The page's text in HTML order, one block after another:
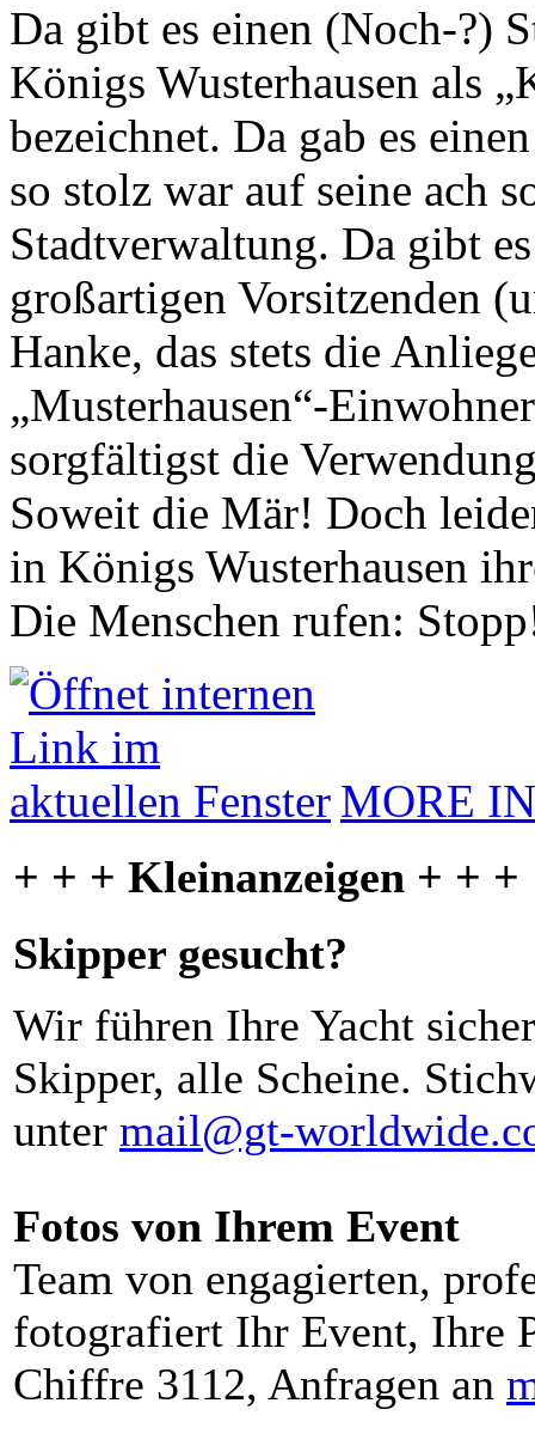
Da gibt es einen (Noch-?)
Königs Wusterhausen als
bezeichnet. Da gab es
so stolz war auf seine ach
Stadtverwaltung. Da gibt
großartigen Vorsitzenden
Hanke, das stets die
„Musterhausen“-
sorgfältigst die
Soweit die Mär! Doch
in Königs Wusterhausen
Die Menschen rufen:
MORE
+ + + Kleinanzeigen + + +
Skipper gesucht?
Wir führen Ihre Yacht
Skipper, alle Scheine.
unter mail@gt-
Fotos von Ihrem Event
Team von engagierten,
fotografiert Ihr Event, Ihre
Chiffre 3112, Anfragen an